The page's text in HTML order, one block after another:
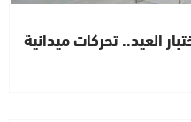
العيد.. تحركات ميدانية